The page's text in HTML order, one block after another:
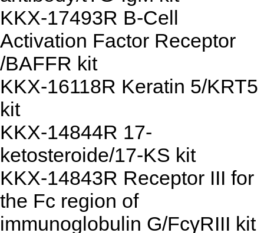
KKX-17493R B-Cell
Activation Factor Receptor
/BAFFR kit
KKX-16118R Keratin 5/KRT5
kit
KKX-14844R 17-
ketosteroide/17-KS kit
KKX-14843R Receptor III for
the Fc region of
immunoglobulin G/FcγRIII kit